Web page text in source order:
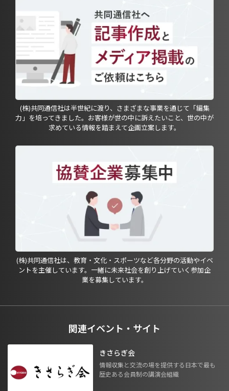
(株)共同通信社は半世紀に渡り、さまざまな事業を通じて「編集
力」を培ってきました。お客様が世の中に訴えたいこと、世の中が
求めている情報を踏まえて企画立案します。
(株)共同通信社は、教育・文化・スポーツなど各分野の活動やイベ
ントを主催しています。一緒に未来社会を創り上げていく参加企
業を募集しています。
関連イベント・サイト
きさらぎ会
情報収集と交流の場を提供する日本で最も
歴史ある会員制の講演会組織